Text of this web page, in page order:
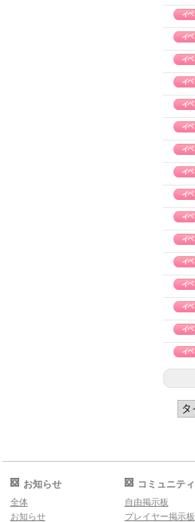
お知らせ
全体
お知らせ
コミュニティ
自由掲示板
プレイヤー掲示板